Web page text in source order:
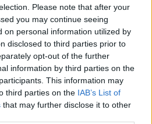
Please note that after your
you may continue seeing
on personal information utilized by
disclosed to third parties prior to
opt-out of the further
information by third parties on the
This information may
third parties on the IAB’s List of
that may further disclose it to other